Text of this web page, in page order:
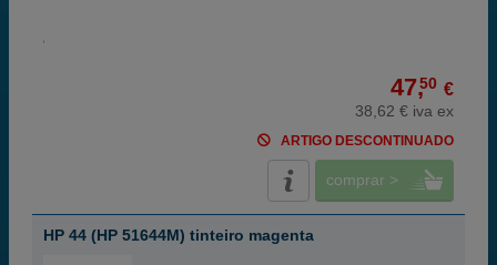
47,50 €
38,62 € iva ex
ARTIGO DESCONTINUADO
comprar >
HP 44 (HP 51644M) tinteiro magenta